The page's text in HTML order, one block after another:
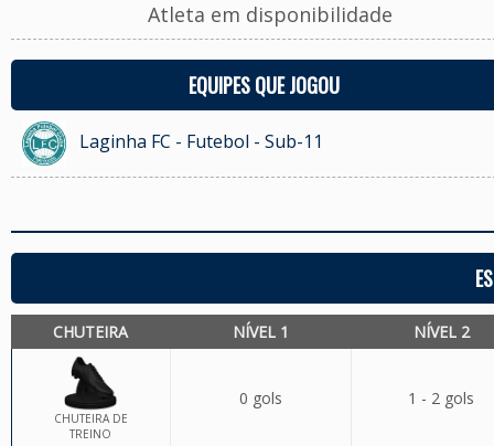
Atleta em disponibilidade
EQUIPES QUE JOGOU
Laginha FC - Futebol - Sub-11
CHUTEIRA NÍVEL 1 NÍVEL 2
CHUTEIRA DE
TREINO
0 gols 1 - 2 gols